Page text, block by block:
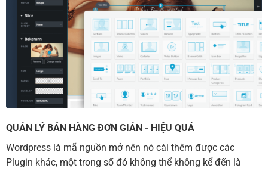
QUẢN LÝ BÁN HÀNG ĐƠN GIẢN - HIỆU QUẢ
Wordpress là mã nguồn mở nên nó cài thêm được các
Plugin khác, một trong số đó không thể không kể đến là